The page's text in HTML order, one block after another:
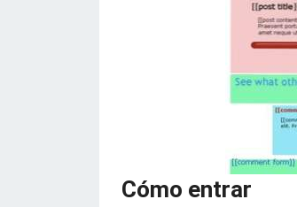
Cómo entrar